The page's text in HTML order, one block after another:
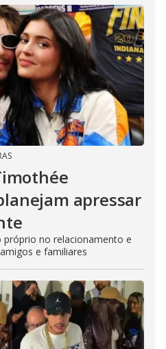
apressar
no relacionamento e
e familiares